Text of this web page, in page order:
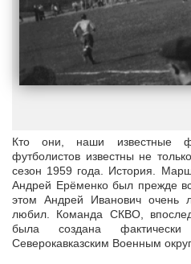
Кто они, наши известные
футболистов известны не
сезон 1959 года. История.
Андрей Ерёменко был прежде
этом Андрей Иванович очень
любил. Команда СКВО,
была создана
Северокавказским Военным